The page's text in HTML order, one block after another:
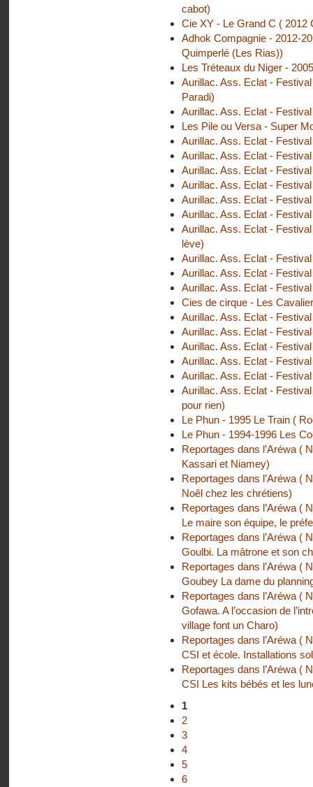
cabot)
Cie XY - Le Grand C ( 2012
Adhok Compagnie - 2012-
Quimperlé (Les Rias))
Les Tréteaux du Niger -
Aurillac. Ass. Eclat -
Paradi)
Aurillac. Ass. Eclat -
Les Pile ou Versa - Super
Aurillac. Ass. Eclat -
Aurillac. Ass. Eclat -
Aurillac. Ass. Eclat -
Aurillac. Ass. Eclat -
Aurillac. Ass. Eclat -
Aurillac. Ass. Eclat -
Aurillac. Ass. Eclat -
lève)
Aurillac. Ass. Eclat -
Aurillac. Ass. Eclat -
Aurillac. Ass. Eclat -
Cies de cirque - Les
Aurillac. Ass. Eclat -
Aurillac. Ass. Eclat -
Aurillac. Ass. Eclat -
Aurillac. Ass. Eclat -
Aurillac. Ass. Eclat -
Aurillac. Ass. Eclat -
pour rien)
Le Phun - 1995 Le Train (
Le Phun - 1994-1996 Les
Reportages dans l’Aréwa (
Kassari et Niamey)
Reportages dans l’Aréwa (
Noêl chez les chrétiens)
Reportages dans l’Aréwa (
Le maire son équipe, le
Reportages dans l’Aréwa (
Goulbi. La mâtrone et son
Reportages dans l’Aréwa (
Goubey La dame du
Reportages dans l’Aréwa (
Gofawa. A l’occasion de
village font un Charo)
Reportages dans l’Aréwa (
CSI et école. Installations
Reportages dans l’Aréwa (
CSI Les kits bébés et les
1
2
3
4
5
6